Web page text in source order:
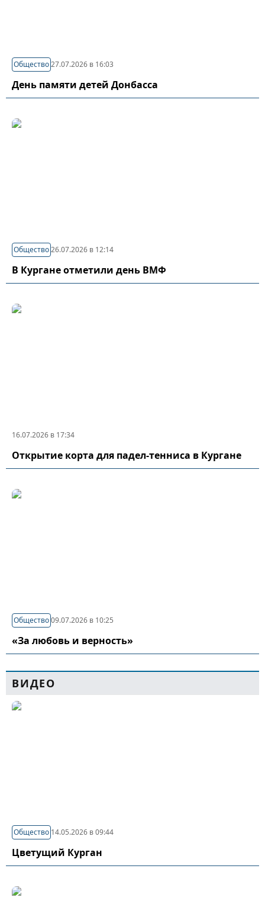
Общество27.07.2026 в 16:03
День памяти детей Донбасса
Общество26.07.2026 в 12:14
В Кургане отметили день ВМФ
16.07.2026 в 17:34
Открытие корта для падел-тенниса в Кургане
Общество09.07.2026 в 10:25
«За любовь и верность»
ВИДЕО
Общество 14.05.2026 в 09:44
Цветущий Курган